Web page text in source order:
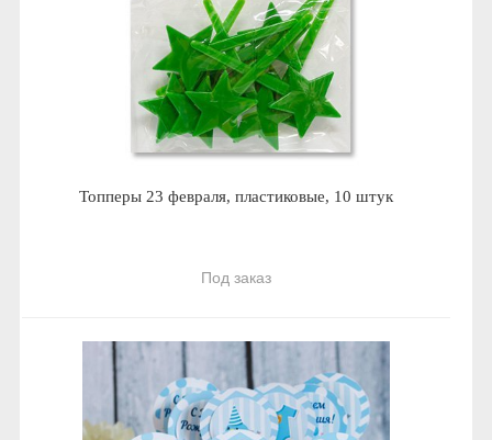
Топперы 23 февраля, пластиковые, 10 штук
Под заказ